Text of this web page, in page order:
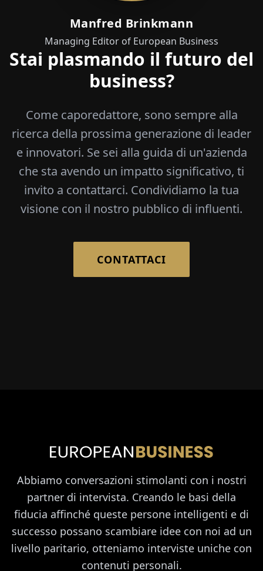
Manfred Brinkmann
Managing Editor of European Business
Stai plasmando il futuro del
business?
Come caporedattore, sono sempre alla
ricerca della prossima generazione di leader
e innovatori. Se sei alla guida di un'azienda
che sta avendo un impatto significativo, ti
invito a contattarci. Condividiamo la tua
visione con il nostro pubblico di influenti.
CONTATTACI
Abbiamo conversazioni stimolanti con i nostri
partner di intervista. Creando le basi della
fiducia affinché queste persone intelligenti e di
successo possano scambiare idee con noi ad un
livello paritario, otteniamo interviste uniche con
contenuti personali.